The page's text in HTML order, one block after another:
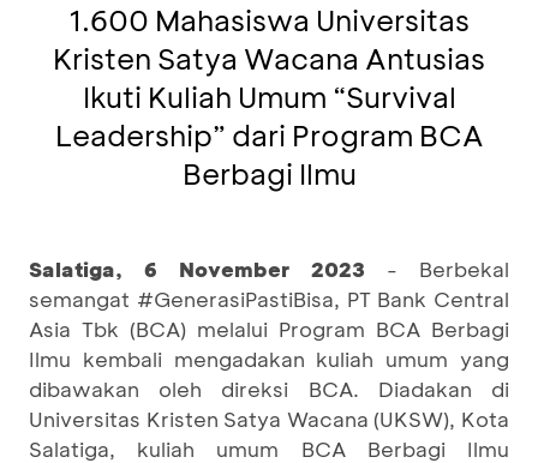
1.600 Mahasiswa Universitas
Kristen Satya Wacana Antusias
Ikuti Kuliah Umum “Survival
Leadership” dari Program BCA
Berbagi Ilmu
Salatiga, 6 November 2023 - Berbekal
semangat #GenerasiPastiBisa, PT Bank Central
Asia Tbk (BCA) melalui Program BCA Berbagi
Ilmu kembali mengadakan kuliah umum yang
dibawakan oleh direksi BCA. Diadakan di
Universitas Kristen Satya Wacana (UKSW), Kota
Salatiga, kuliah umum BCA Berbagi Ilmu